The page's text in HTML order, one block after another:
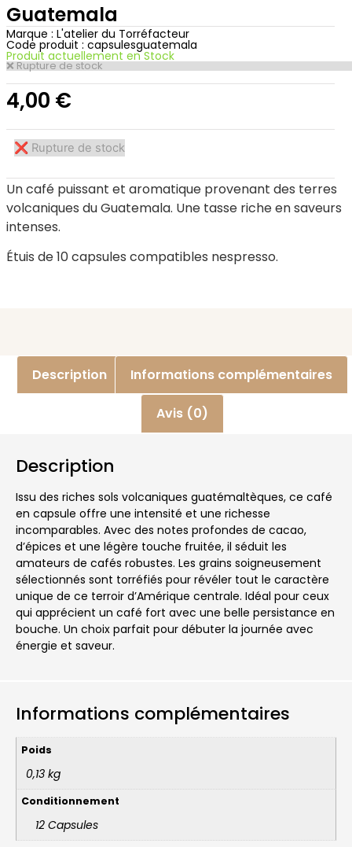
Guatemala
Marque : L'atelier du Torréfacteur
Code produit : capsulesguatemala
Produit actuellement en Stock
Rupture de stock
4,00 €
Rupture de stock
Un café puissant et aromatique provenant des terres
volcaniques du Guatemala. Une tasse riche en saveurs
intenses.
Étuis de 10 capsules compatibles nespresso.
Description Informations complémentaires
Avis (0)
Description
Issu des riches sols volcaniques guatémaltèques, ce café
en capsule offre une intensité et une richesse
incomparables. Avec des notes profondes de cacao,
d’épices et une légère touche fruitée, il séduit les
amateurs de cafés robustes. Les grains soigneusement
sélectionnés sont torréfiés pour révéler tout le caractère
unique de ce terroir d’Amérique centrale. Idéal pour ceux
qui apprécient un café fort avec une belle persistance en
bouche. Un choix parfait pour débuter la journée avec
énergie et saveur.
Informations complémentaires
Poids
0,13 kg
Conditionnement
12 Capsules